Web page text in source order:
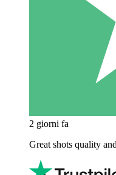
2 giorni fa
Great shots quality